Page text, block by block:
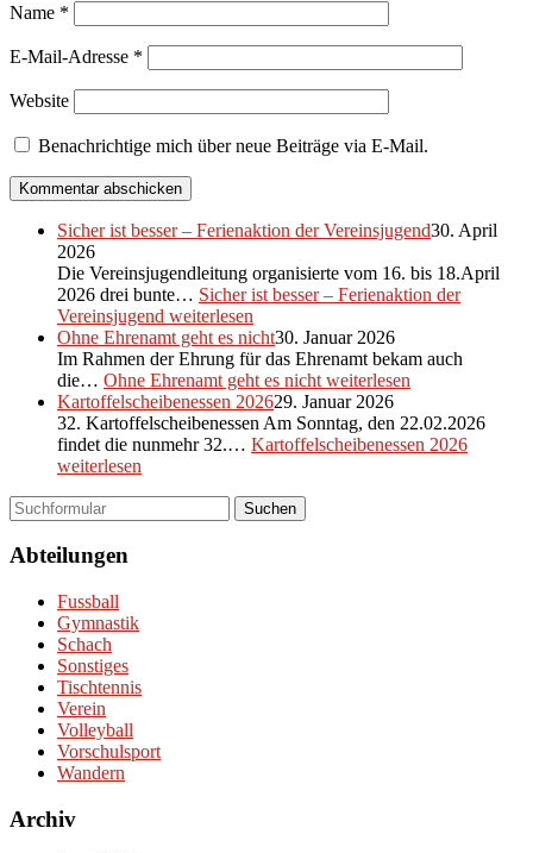
Name *
E-Mail-Adresse *
Website
Benachrichtige mich über neue Beiträge via E-Mail.
Sicher ist besser – Ferienaktion der Vereinsjugend30. April
2026
Die Vereinsjugendleitung organisierte vom 16. bis 18.April
2026 drei bunte… Sicher ist besser – Ferienaktion der
Vereinsjugend weiterlesen
Ohne Ehrenamt geht es nicht30. Januar 2026
Im Rahmen der Ehrung für das Ehrenamt bekam auch
die… Ohne Ehrenamt geht es nicht weiterlesen
Kartoffelscheibenessen 202629. Januar 2026
32. Kartoffelscheibenessen Am Sonntag, den 22.02.2026
findet die nunmehr 32.… Kartoffelscheibenessen 2026
weiterlesen
Suchen
Abteilungen
Fussball
Gymnastik
Schach
Sonstiges
Tischtennis
Verein
Volleyball
Vorschulsport
Wandern
Archiv